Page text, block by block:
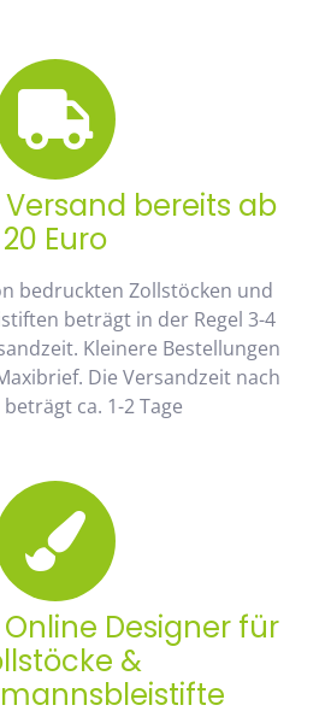
bereits ab
20 Euro
bedruckten Zollstöcken und
beträgt in der Regel 3-4
Kleinere Bestellungen
Die Versandzeit nach
ca. 1-2 Tage
Designer für
&